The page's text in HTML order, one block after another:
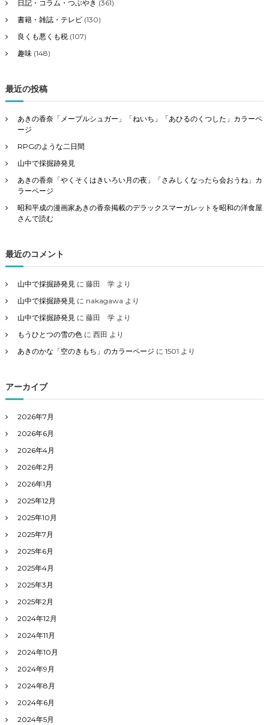
日記・コラム・つぶやき (361)
書籍・雑誌・テレビ(130)
良くも悪くも税(107)
趣味(148)
最近の投稿
あきの香奈「メープルシュガー」「ねいち」「あひるのくつした」カラーペ
ージ
RPGのような二日間
山中で採掘跡発見
あきの香奈「やくそくはきいろい月の夜」「さみしくなったら会おうね」カ
ラーページ
昭和平成の漫画家あきの香奈掲載のデラックスマーガレットを昭和の洋食屋
さんで読む
最近のコメント
山中で採掘跡発見に 藤田 学より
山中で採掘跡発見に nakagawa より
山中で採掘跡発見に 藤田 学より
もうひとつの雪の色に 西田 より
あきのかな「空のきもち」のカラーページ に 1501 より
アーカイブ
2026年7月
2026年6月
2026年4月
2026年2月
2026年1月
2025年12月
2025年10月
2025年7月
2025年6月
2025年4月
2025年3月
2025年2月
2024年12月
2024年11月
2024年10月
2024年9月
2024年8月
2024年6月
2024年5月